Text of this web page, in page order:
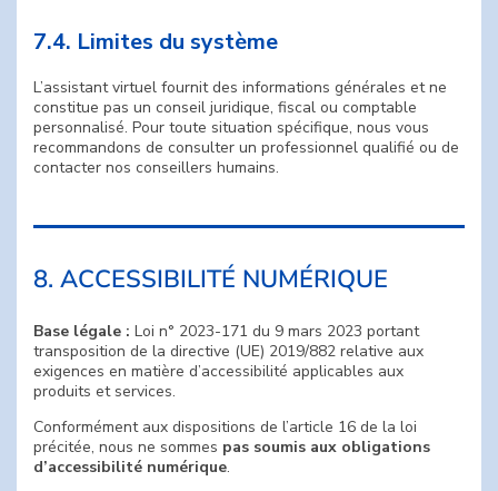
7.4. Limites du système
L’assistant virtuel fournit des informations générales et ne
constitue pas un conseil juridique, fiscal ou comptable
personnalisé. Pour toute situation spécifique, nous vous
recommandons de consulter un professionnel qualifié ou de
contacter nos conseillers humains.
8. ACCESSIBILITÉ NUMÉRIQUE
Base légale : Loi n° 2023-171 du 9 mars 2023 portant
transposition de la directive (UE) 2019/882 relative aux
exigences en matière d’accessibilité applicables aux
produits et services.
Conformément aux dispositions de l’article 16 de la loi
précitée, nous ne sommes pas soumis aux obligations
d’accessibilité numérique.